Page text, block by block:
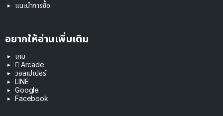
แนะนำการซื้อ
อยากให้อ่านเพิ่มเติม
เกม
 Arcade
วอลเปเปอร์
LINE
Google
Facebook